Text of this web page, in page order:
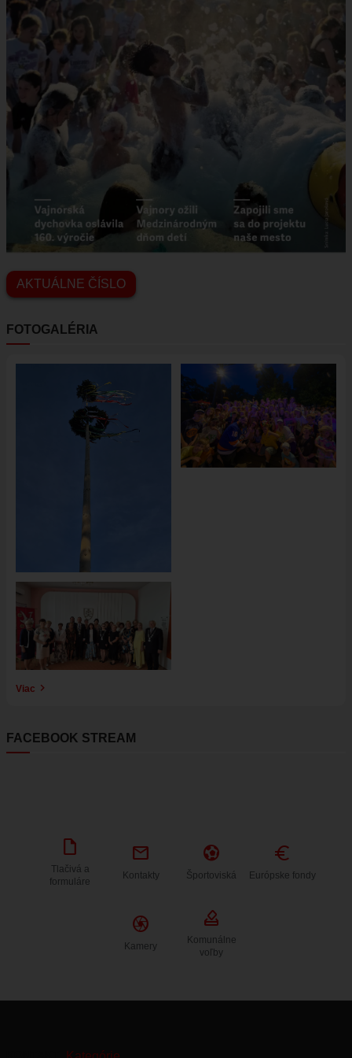
AKTUÁLNE ČÍSLO
FOTOGALÉRIA
Obrázok
Obrázok
Viac
FACEBOOK STREAM
draft
Tlačivá a
formuláre
mail
Kontakty
sports_and_outdoors
Športoviská
Euro
Európske fondy
Camera
Kamery
how_to_vote
Komunálne
voľby